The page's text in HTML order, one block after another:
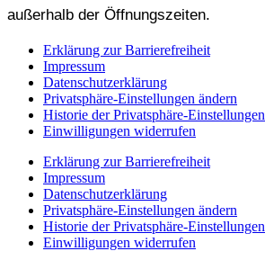
außerhalb der Öffnungszeiten.
Erklärung zur Barrierefreiheit
Impressum
Datenschutzerklärung
Privatsphäre-Einstellungen ändern
Historie der Privatsphäre-Einstellungen
Einwilligungen widerrufen
Erklärung zur Barrierefreiheit
Impressum
Datenschutzerklärung
Privatsphäre-Einstellungen ändern
Historie der Privatsphäre-Einstellungen
Einwilligungen widerrufen